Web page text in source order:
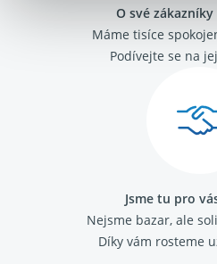
O své
Máme tisíce
Podívejte se na
Jsme tu pro
Nejsme bazar, ale
Díky vám rosteme